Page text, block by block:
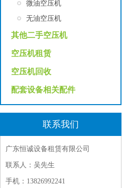
微油空压机
无油空压机
其他二手空压机
空压机租赁
空压机回收
配套设备相关配件
联系我们
广东恒诚设备租赁有限公司
联系人：吴先生
手机：13826992241